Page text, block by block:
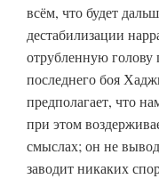
всём, что будет
дестабилизации
отрубленную
последнего боя
предполагает, что
при этом
смыслах; он не
заводит никаких